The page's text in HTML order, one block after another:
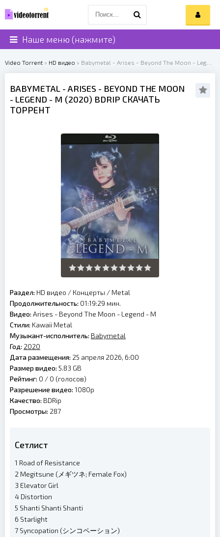
Наше меню (нажмите)
Video Torrent » HD видео » Babymetal - Arises - Beyond The Moon - Legend - M (2020)
BABYMETAL - ARISES - BEYOND THE MOON
- LEGEND - M (2020) BDRIP СКАЧАТЬ
ТОРРЕНТ
Раздел: HD видео / Концерты / Metal
Продолжительность: 01:19:29 мин.
Видео: Arises - Beyond The Moon - Legend - M
Стили: Kawaii Metal
Музыкант-исполнитель: Babymetal
Год: 2020
Дата размещения: 25 апреля 2026, 6:00
Размер видео: 5.83 GB
Рейтинг: 0 / 0 (голосов)
Разрешение видео: 1080p
Качество: BDRip
Просмотры: 287
Сетлист
1 Road of Resistance
2 Megitsune (メギツネ; Female Fox)
3 Elevator Girl
4 Distortion
5 Shanti Shanti Shanti
6 Starlight
7 Syncopation (シンコペーション)